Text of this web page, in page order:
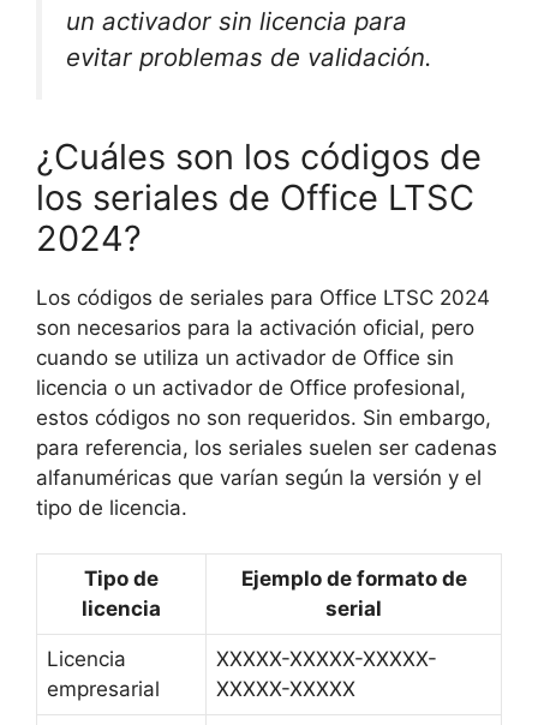
un activador sin licencia para
evitar problemas de validación.
¿Cuáles son los códigos de
los seriales de Office LTSC
2024?
Los códigos de seriales para Office LTSC 2024
son necesarios para la activación oficial, pero
cuando se utiliza un activador de Office sin
licencia o un activador de Office profesional,
estos códigos no son requeridos. Sin embargo,
para referencia, los seriales suelen ser cadenas
alfanuméricas que varían según la versión y el
tipo de licencia.
Tipo de
licencia
Ejemplo de formato de
serial
Licencia
empresarial
XXXXX-XXXXX-XXXXX-
XXXXX-XXXXX